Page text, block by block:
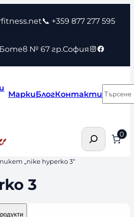
📞 +359 877 277 595
№ 67 гр.София Instagram
Facebook
МаркиБлогКонтакти
Търсене 0
„nike hyperko 3“
3